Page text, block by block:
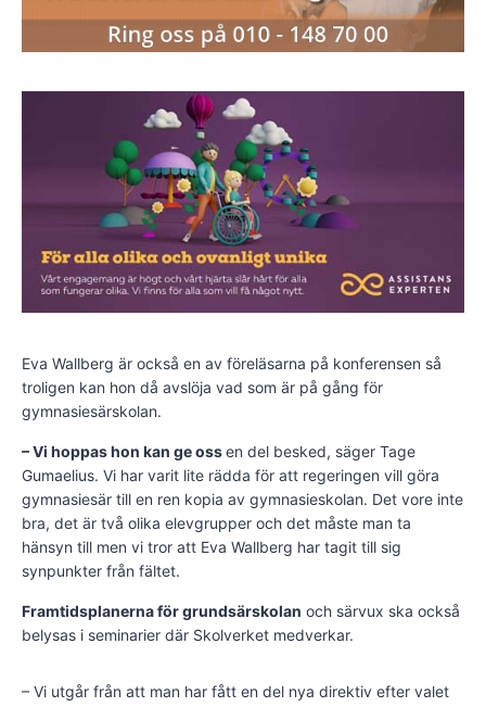
Eva Wallberg är också en av föreläsarna på konferensen så
troligen kan hon då avslöja vad som är på gång för
gymnasiesärskolan.
– Vi hoppas hon kan ge ossen del besked, säger Tage
Gumaelius. Vi har varit lite rädda för att regeringen vill göra
gymnasiesär till en ren kopia av gymnasieskolan. Det vore inte
bra, det är två olika elevgrupper och det måste man ta
hänsyn till men vi tror att Eva Wallberg har tagit till sig
synpunkter från fältet.
Framtidsplanerna för grundsärskolan och särvux ska också
belysas i seminarier där Skolverket medverkar.
– Vi utgår från att man har fått en del nya direktiv efter valet